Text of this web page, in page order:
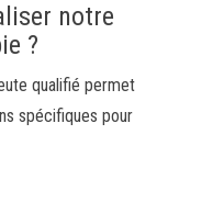
notre
?
qualifié permet
spécifiques pour